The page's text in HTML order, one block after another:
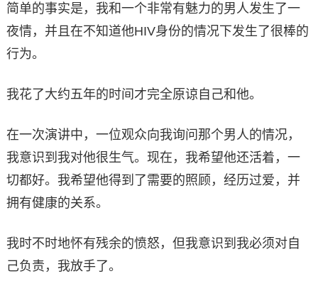
简单的事实是，我和一个非常有魅力的男人发生了一
夜情，并且在不知道他HIV身份的情况下发生了很棒的
行为。
我花了大约五年的时间才完全原谅自己和他。
在一次演讲中，一位观众向我询问那个男人的情况，
我意识到我对他很生气。现在，我希望他还活着，一
切都好。我希望他得到了需要的照顾，经历过爱，并
拥有健康的关系。
我时不时地怀有残余的愤怒，但我意识到我必须对自
己负责，我放手了。